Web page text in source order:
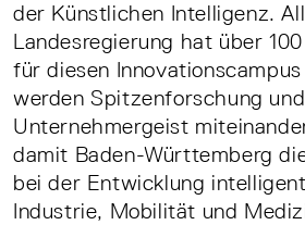
der Künstlichen Intelligenz.
Landesregierung hat über
für diesen
werden Spitzenforschung und
Unternehmergeist
damit Baden-Württemberg
bei der Entwicklung
Industrie, Mobilität und